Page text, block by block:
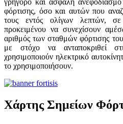
γρήγορο και ασφαλή
φόρτισης, όσο και αυτών που
τους εντός ολίγων λεπτών,
προκειμένου να συνεχίσουν
αριθμός των σταθμών φόρτισης
με στόχο να ανταποκριθεί
χρησιμοποιούν ηλεκτρικό
το χρησιμοποιήσουν.
Χάρτης Σημείων